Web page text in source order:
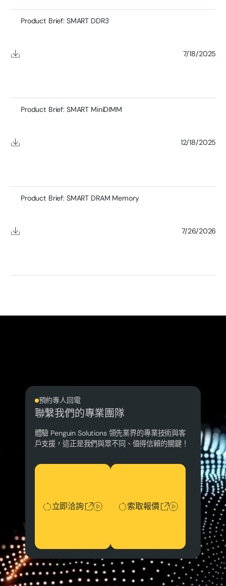
Product Brief: SMART DDR3
7/18/2025
Product Brief: SMART MiniDIMM
12/18/2025
Product Brief: SMART DRAM Memory
7/26/2026
預約專人回電
聯繫我們的專業團隊
體驗 Penguin Solutions 領先業界的專業技術與客
戶支援，這正是我們與眾不同、值得信賴的關鍵！
立即洽詢
立即洽詢
索取報價
索取報價